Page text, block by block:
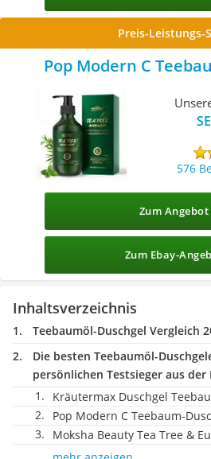
Preis-Leistungs-
Pop Modern C
576
Zum Angebot
Zum Ebay-
Inhaltsverzeichnis
Teebaumöl-Duschgel Vergleich
Die besten Teebaumöl-
persönlichen Testsieger aus der
Kräutermax Duschgel
Pop Modern C ‎Teebaum-
Moksha Beauty Tea Tree &